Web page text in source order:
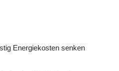
Energiekosten senken